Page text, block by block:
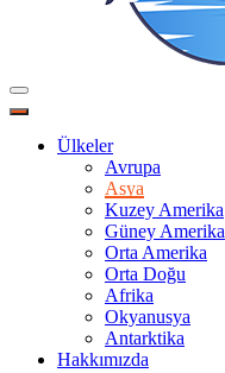
Ülkeler
Avrupa
Asya
Kuzey Amerika
Güney Amerika
Orta Amerika
Orta Doğu
Afrika
Okyanusya
Antarktika
Hakkımızda